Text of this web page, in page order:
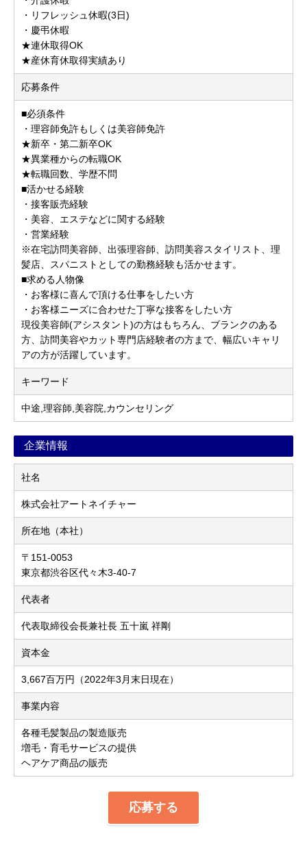
・リフレッシュ休暇(3日)
・慶弔休暇
★連休取得OK
★産休育休取得実績あり
応募条件
■必須条件
・理容師免許もしくは美容師免許
★新卒・第二新卒OK
★異業種からの転職OK
★転職回数、学歴不問
■活かせる経験
・接客販売経験
・美容、エステなどに関する経験
・営業経験
※在宅訪問美容師、出張理容師、訪問美容スタイリスト、理
髪店、スパニストとしての勤務経験も活かせます。
■求める人物像
・お客様に喜んで頂ける仕事をしたい方
・お客様ニーズに合わせた丁寧な接客をしたい方
現役美容師(アシスタント)の方はもちろん、ブランクのある
方、訪問美容やカット専門店経験者の方まで、幅広いキャリ
アの方が活躍しています。
キーワード
中途,理容師,美容院,カウンセリング
企業情報
社名
株式会社アートネイチャー
所在地（本社）
〒151-0053
東京都渋谷区代々木3-40-7
代表者
代表取締役会長兼社長 五十嵐 祥剛
資本金
3,667百万円（2022年3月末日現在）
事業内容
各種毛髪製品の製造販売
増毛・育毛サービスの提供
ヘアケア商品の販売
応募する